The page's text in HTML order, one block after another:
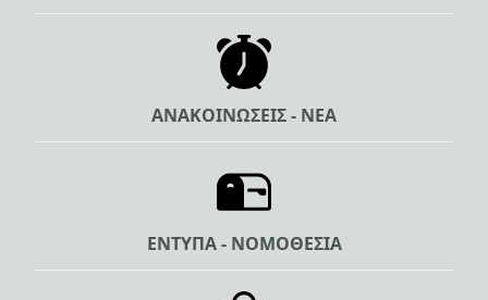
ΑΝΑΚΟΙΝΩΣΕΙΣ - ΝΕΑ
ΕΝΤΥΠΑ - ΝΟΜΟΘΕΣΙΑ